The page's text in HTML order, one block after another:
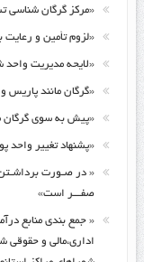
«مرکز گرگان شناسی
«لزوم تأمین و
«لایحه مدیریت
«گرگان مانند
«پیش به سوی گرگان
«پشنهاد تغییر واحد
« در صـورت برداشـتن
صفـــر است»
« جمع بندی منابع
اداری،مالی و حقوقی